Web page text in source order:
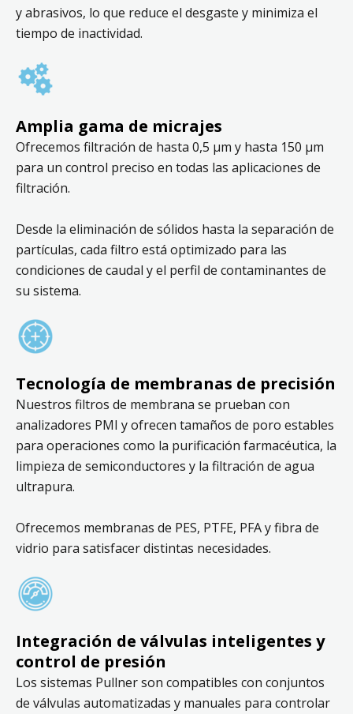
y abrasivos, lo que reduce el desgaste y minimiza el
tiempo de inactividad.
Amplia gama de micrajes
Ofrecemos filtración de hasta 0,5 μm y hasta 150 μm
para un control preciso en todas las aplicaciones de
filtración.
Desde la eliminación de sólidos hasta la separación de
partículas, cada filtro está optimizado para las
condiciones de caudal y el perfil de contaminantes de
su sistema.
Tecnología de membranas de precisión
Nuestros filtros de membrana se prueban con
analizadores PMI y ofrecen tamaños de poro estables
para operaciones como la purificación farmacéutica, la
limpieza de semiconductores y la filtración de agua
ultrapura.
Ofrecemos membranas de PES, PTFE, PFA y fibra de
vidrio para satisfacer distintas necesidades.
Integración de válvulas inteligentes y
control de presión
Los sistemas Pullner son compatibles con conjuntos
de válvulas automatizadas y manuales para controlar